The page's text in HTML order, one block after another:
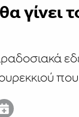
γίνει